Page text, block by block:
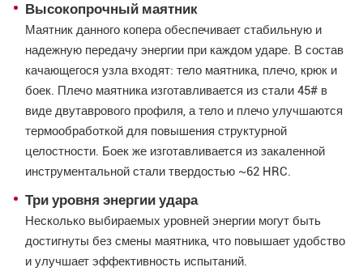
Высокопрочный маятник
Маятник данного копера обеспечивает стабильную и
надежную передачу энергии при каждом ударе. В состав
качающегося узла входят: тело маятника, плечо, крюк и
боек. Плечо маятника изготавливается из стали 45# в
виде двутаврового профиля, а тело и плечо улучшаются
термообработкой для повышения структурной
целостности. Боек же изготавливается из закаленной
инструментальной стали твердостью ~62 HRC.
Три уровня энергии удара
Несколько выбираемых уровней энергии могут быть
достигнуты без смены маятника, что повышает удобство
и улучшает эффективность испытаний.